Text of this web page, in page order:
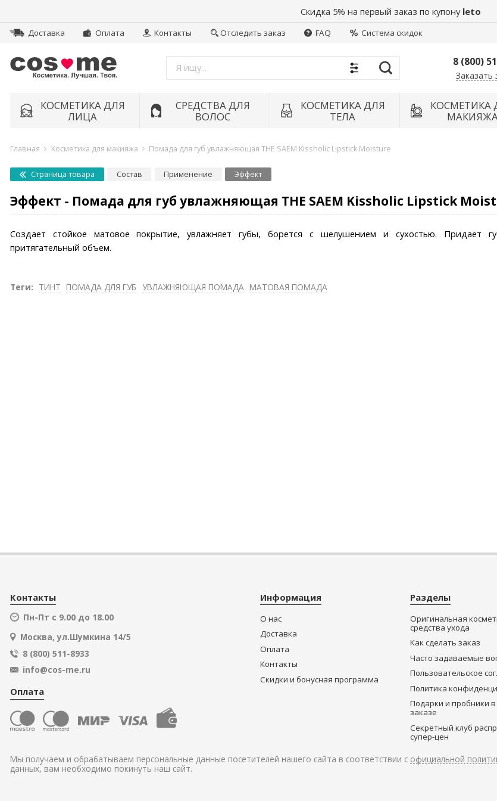
Скидка 5% на первый заказ по купону leto
Доставка Оплата Контакты Отследить заказ FAQ Система скидок
Найти
8 (800)
Заказать
КОСМЕТИКА ДЛЯ
ЛИЦА
СРЕДСТВА ДЛЯ
ВОЛОС
КОСМЕТИКА ДЛЯ
ТЕЛА
КОСМЕТИКА
Главная Косметика для макияжа Помада для губ увлажняющая THE SAEM Kissholic Lipstick Moisture
Страница товара Состав Применение Эффект
Эффект - Помада для губ увлажняющая THE SAEM Kissholic Lipstick
Создает стойкое матовое покрытие, увлажняет губы, борется с шелушением и сухостью. Придает
притягательный объем.
Теги: ТИНТ ПОМАДА ДЛЯ ГУБ УВЛАЖНЯЮЩАЯ ПОМАДА МАТОВАЯ ПОМАДА
Контакты
Пн-Пт с 9.00 до 18.00
Москва, ул.Шумкина 14/5
8 (800) 511-8933
info@cos-me.ru
Оплата
Информация
О нас
Доставка
Оплата
Контакты
Скидки и бонусная программа
Разделы
Оригинальная
средства ухода
Как сделать заказ
Часто задаваемые
Пользовательское
Политика
Подарки и пробники
заказе
Секретный клуб
супер-цен
Мы получаем и обрабатываем персональные данные посетителей нашего сайта в соответствии с официальной
данных, вам необходимо покинуть наш сайт.